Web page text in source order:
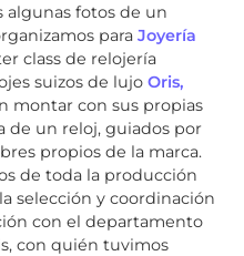
algunas fotos de un
para Joyería
class de relojería
suizos de lujo Oris,
montar con sus propias
de un reloj, guiados por
propios de la marca.
de toda la producción
selección y coordinación
con el departamento
con quién tuvimos